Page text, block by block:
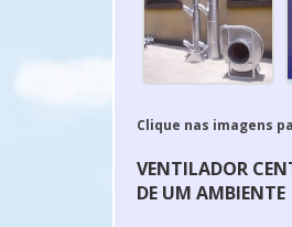
Clique nas imagens
VENTILADOR
DE UM AMBIENTE